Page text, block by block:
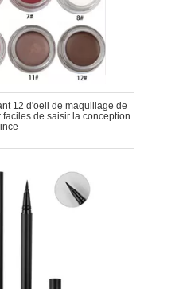
12 d'oeil de maquillage de
de saisir la conception